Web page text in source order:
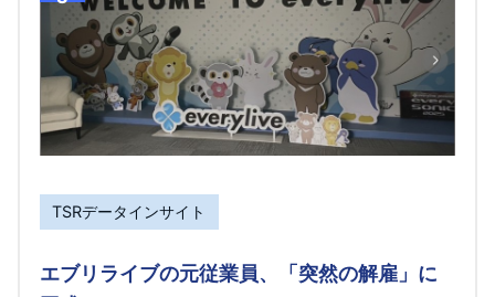
TSRデータインサイト
エブリライブの元従業員、「突然の解雇」に